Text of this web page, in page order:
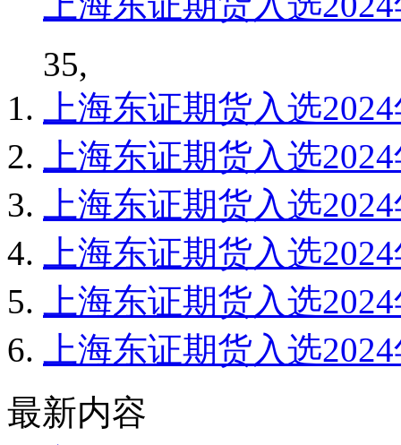
35,
上海东证期货入选
上海东证期货入选
上海东证期货入选
上海东证期货入选
上海东证期货入选
上海东证期货入选
最新内容